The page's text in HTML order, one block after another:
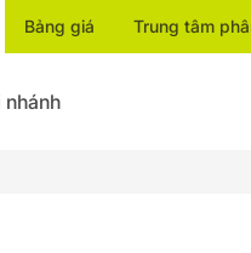
Bảng giá Trung tâm
nhánh